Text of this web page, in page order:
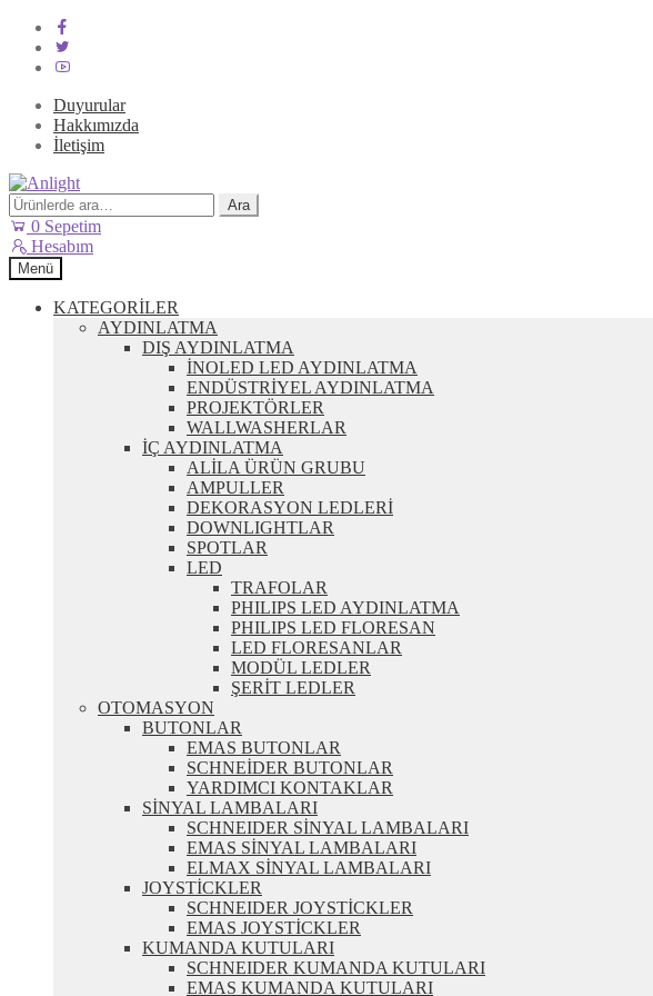
Duyurular
Hakkımızda
İletişim
Dolaşıma
geç
İçeriğe
geç
Ara: Ara
0 Sepetim
Hesabım
Menü
KATEGORİLER
AYDINLATMA
DIŞ AYDINLATMA
İNOLED LED AYDINLATMA
ENDÜSTRİYEL AYDINLATMA
PROJEKTÖRLER
WALLWASHERLAR
İÇ AYDINLATMA
ALİLA ÜRÜN GRUBU
AMPULLER
DEKORASYON LEDLERİ
DOWNLIGHTLAR
SPOTLAR
LED
TRAFOLAR
PHILIPS LED AYDINLATMA
PHILIPS LED FLORESAN
LED FLORESANLAR
MODÜL LEDLER
ŞERİT LEDLER
OTOMASYON
BUTONLAR
EMAS BUTONLAR
SCHNEİDER BUTONLAR
YARDIMCI KONTAKLAR
SİNYAL LAMBALARI
SCHNEIDER SİNYAL LAMBALARI
EMAS SİNYAL LAMBALARI
ELMAX SİNYAL LAMBALARI
JOYSTİCKLER
SCHNEIDER JOYSTİCKLER
EMAS JOYSTİCKLER
KUMANDA KUTULARI
SCHNEIDER KUMANDA KUTULARI
EMAS KUMANDA KUTULARI